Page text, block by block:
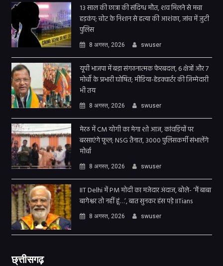
13 साल की छात्रा की संदिग्ध मौत, शव मिलने से मचा
हड़कंप; चोट के निशान से हत्या की आशंका, जांच में जुटी
पुलिस
8 अगस्त, 2026 swuser
यूपी भाजपा में बड़ा संगठनात्मक फेरबदल, 6 क्षेत्रों और 7
मोर्चों के प्रभारी घोषित; मीडिया-हेडक्वार्टर की जिम्मेदारी
भी तय
8 अगस्त, 2026 swuser
मेरठ में CM योगी का मेगा शो आज, कांवड़ियों पर
बरसाएंगे फूल; NSG तैनात, 3000 पुलिसकर्मी संभालेंगे
मोर्चा
8 अगस्त, 2026 swuser
IIT Delhi में PM मोदी का मजेदार अंदाज, बोले- ‘मैं बाबा
बागेश्वर तो नहीं हूं…’, बात सुनकर हंस पड़े IITians
8 अगस्त, 2026 swuser
छ्त्तीसगढ़